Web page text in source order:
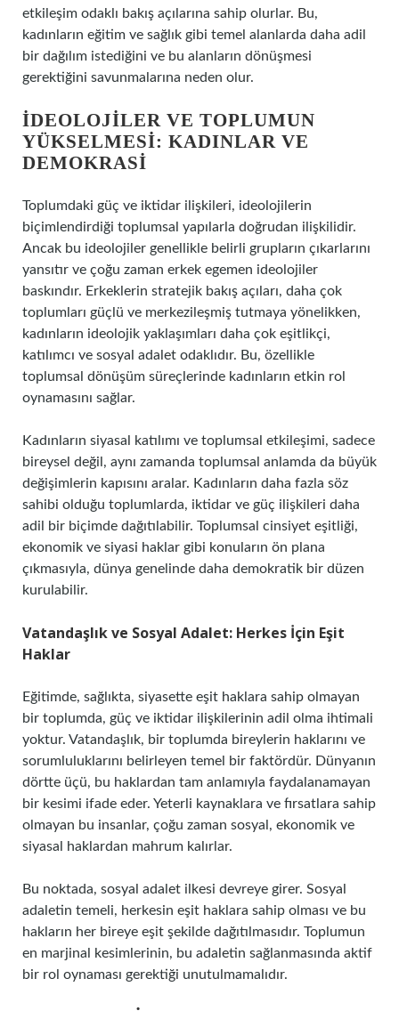
etkileşim odaklı bakış açılarına sahip olurlar. Bu,
kadınların eğitim ve sağlık gibi temel alanlarda daha adil
bir dağılım istediğini ve bu alanların dönüşmesi
gerektiğini savunmalarına neden olur.
İDEOLOJILER VE TOPLUMUN
YÜKSELMESI: KADINLAR VE
DEMOKRASI
Toplumdaki güç ve iktidar ilişkileri, ideolojilerin
biçimlendirdiği toplumsal yapılarla doğrudan ilişkilidir.
Ancak bu ideolojiler genellikle belirli grupların çıkarlarını
yansıtır ve çoğu zaman erkek egemen ideolojiler
baskındır. Erkeklerin stratejik bakış açıları, daha çok
toplumları güçlü ve merkezileşmiş tutmaya yönelikken,
kadınların ideolojik yaklaşımları daha çok eşitlikçi,
katılımcı ve sosyal adalet odaklıdır. Bu, özellikle
toplumsal dönüşüm süreçlerinde kadınların etkin rol
oynamasını sağlar.
Kadınların siyasal katılımı ve toplumsal etkileşimi, sadece
bireysel değil, aynı zamanda toplumsal anlamda da büyük
değişimlerin kapısını aralar. Kadınların daha fazla söz
sahibi olduğu toplumlarda, iktidar ve güç ilişkileri daha
adil bir biçimde dağıtılabilir. Toplumsal cinsiyet eşitliği,
ekonomik ve siyasi haklar gibi konuların ön plana
çıkmasıyla, dünya genelinde daha demokratik bir düzen
kurulabilir.
Vatandaşlık ve Sosyal Adalet: Herkes İçin Eşit
Haklar
Eğitimde, sağlıkta, siyasette eşit haklara sahip olmayan
bir toplumda, güç ve iktidar ilişkilerinin adil olma ihtimali
yoktur. Vatandaşlık, bir toplumda bireylerin haklarını ve
sorumluluklarını belirleyen temel bir faktördür. Dünyanın
dörtte üçü, bu haklardan tam anlamıyla faydalanamayan
bir kesimi ifade eder. Yeterli kaynaklara ve fırsatlara sahip
olmayan bu insanlar, çoğu zaman sosyal, ekonomik ve
siyasal haklardan mahrum kalırlar.
Bu noktada, sosyal adalet ilkesi devreye girer. Sosyal
adaletin temeli, herkesin eşit haklara sahip olması ve bu
hakların her bireye eşit şekilde dağıtılmasıdır. Toplumun
en marjinal kesimlerinin, bu adaletin sağlanmasında aktif
bir rol oynaması gerektiği unutulmamalıdır.